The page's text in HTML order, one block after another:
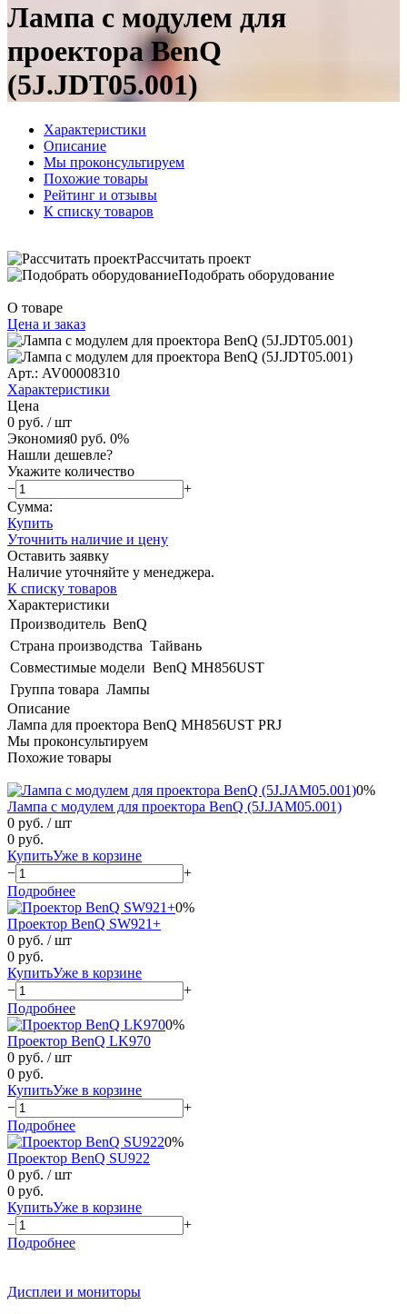
Лампа с модулем для
проектора BenQ
(5J.JDT05.001)
Характеристики
Описание
Мы проконсультируем
Похожие товары
Рейтинг и отзывы
К списку товаров
Рассчитать проект
Подобрать оборудование
О товаре
Цена и заказ
Арт.: AV00008310
Характеристики
Цена
0 руб. / шт
Экономия0 руб. 0%
Нашли дешевле?
Укажите количество
−
+
Сумма:
Купить
Уточнить наличие и цену
Оставить заявку
Наличие уточняйте у менеджера.
К списку товаров
Характеристики
Производитель BenQ
Страна производства Тайвань
Совместимые модели BenQ MH856UST
Группа товара Лампы
Описание
Лампа для проектора BenQ MH856UST PRJ
Мы проконсультируем
Похожие товары
0%
Лампа с модулем для проектора BenQ (5J.JAM05.001)
0 руб. / шт
0 руб.
КупитьУже в корзине
−
+
Подробнее
0%
Проектор BenQ SW921+
0 руб. / шт
0 руб.
КупитьУже в корзине
−
+
Подробнее
0%
Проектор BenQ LK970
0 руб. / шт
0 руб.
КупитьУже в корзине
−
+
Подробнее
0%
Проектор BenQ SU922
0 руб. / шт
0 руб.
КупитьУже в корзине
−
+
Подробнее
Дисплеи и мониторы